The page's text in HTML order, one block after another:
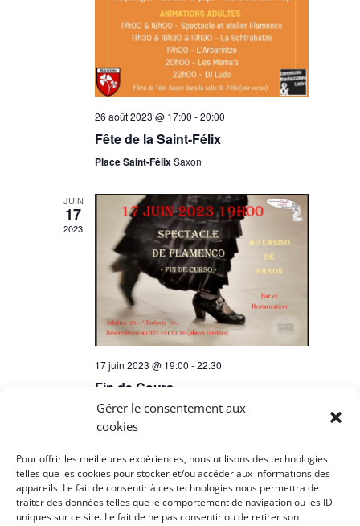
Gérer le consentement aux
cookies
Pour offrir les meilleures expériences, nous utilisons des technologies
telles que les cookies pour stocker et/ou accéder aux informations des
appareils. Le fait de consentir à ces technologies nous permettra de
traiter des données telles que le comportement de navigation ou les ID
uniques sur ce site. Le fait de ne pas consentir ou de retirer son
26 août 2023 @ 17:00 -20:00
Fête de la Saint-Félix
Place Saint-FélixSaxon
JUIN
17
2023
17 juin 2023 @ 19:00 -22:30
Fin de Cours
Casino de SaxonRue du Casino 4, Saxon
28
2022